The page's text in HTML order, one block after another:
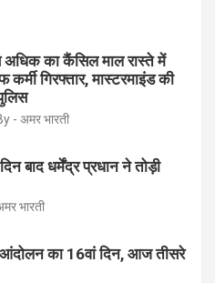
का कैंसिल माल रास्ते में
कर्मी गिरफ्तार, मास्टरमाइंड की
- अमर भारती
बाद धर्मेंद्र प्रधान ने तोड़ी
भारती
का 16वां दिन, आज तीसरे